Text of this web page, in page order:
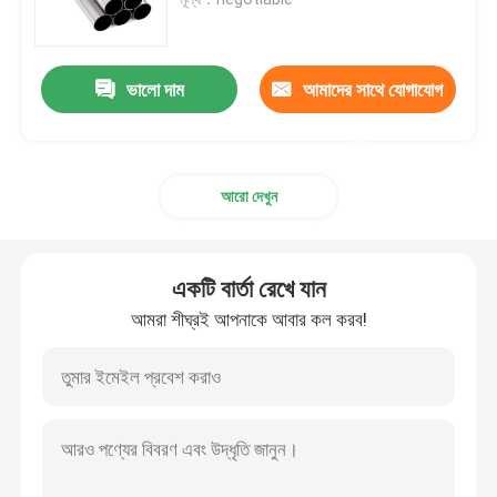
ভালো দাম আমাদের সাথে যোগাযোগ
আরো দেখুন
একটি বার্তা রেখে যান
আমরা শীঘ্রই আপনাকে আবার কল করব!